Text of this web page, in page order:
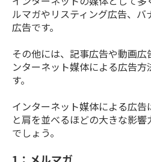
ルマガやリスティング広告、バ
広告です。
その他には、記事広告や動画
ンターネット媒体による広告方
す。
インターネット媒体による広
と肩を並べるほどの大きな影
でしょう。